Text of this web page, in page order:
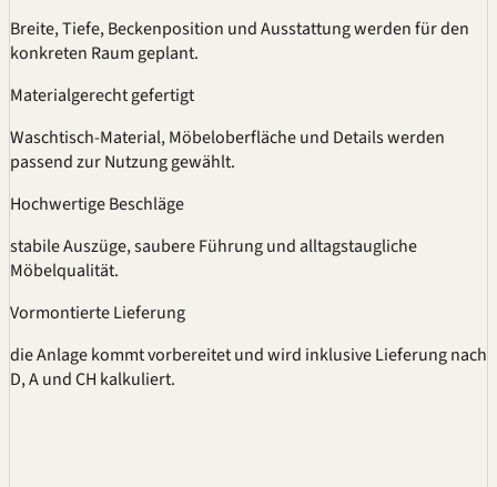
Breite, Tiefe, Beckenposition und Ausstattung werden für den
konkreten Raum geplant.
Materialgerecht gefertigt
Waschtisch-Material, Möbeloberfläche und Details werden
passend zur Nutzung gewählt.
Hochwertige Beschläge
stabile Auszüge, saubere Führung und alltagstaugliche
Möbelqualität.
Vormontierte Lieferung
die Anlage kommt vorbereitet und wird inklusive Lieferung nach
D, A und CH kalkuliert.